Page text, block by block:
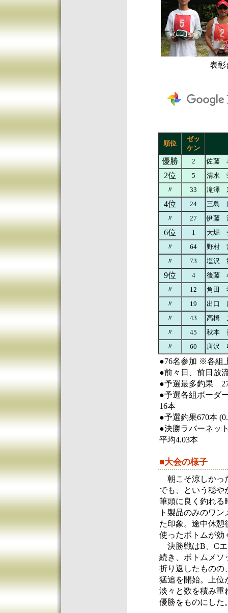
表彰
順位
ゼッ
ケン
優勝 2 佐藤
2位 5 清水
〃 33 滝澤
4位 24 三島
〃 27 伊藤
6位 1 大堀
〃 64 野村
〃 73 塩沢
9位 4 後藤
〃 12 角田
〃 19 出口
〃 43 高橋
〃 45 秋本
〃 60 唐沢
●76名参加 ※各組
●前々日、前日放
●予選最多釣果
●予選各組ボーダ
16本
●予選釣果670本
●決勝ラバーネッ
平均4.03本
■大会の様子
朝こそ涼しかっ
でも、という穏や
筆頭に良く釣れる
ト製品のみのワ
た印象。途中休憩
使ったボトムが効
決勝戦はB、Cエ
続き、ボトムメソ
折り返したものの
猛追を開始。上位
淡々と数を積み重
優勝をものにした